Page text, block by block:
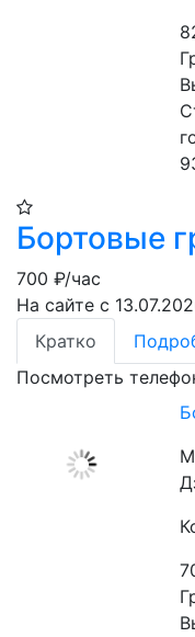
Бортовые
700 ₽/час
На сайте с
Кратко
Посмотреть